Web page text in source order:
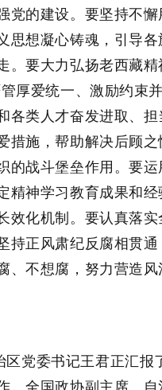
党的建设。要坚持不
思想凝心铸魂，引导
。要大力弘扬老西藏精
厚爱统一、激励约束
各类人才奋发进取、担
措施，帮助解决后顾
的战斗堡垒作用。要运
精神学习教育成果和经
效化机制。要认真落
持正风肃纪反腐相贯通
、不想腐，努力营造风
党委书记王君正汇报